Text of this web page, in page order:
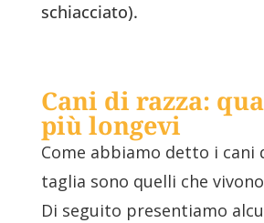
schiacciato).
Cani di razza:
più longevi
Come abbiamo detto i cani
taglia sono quelli che
Di seguito presentiamo